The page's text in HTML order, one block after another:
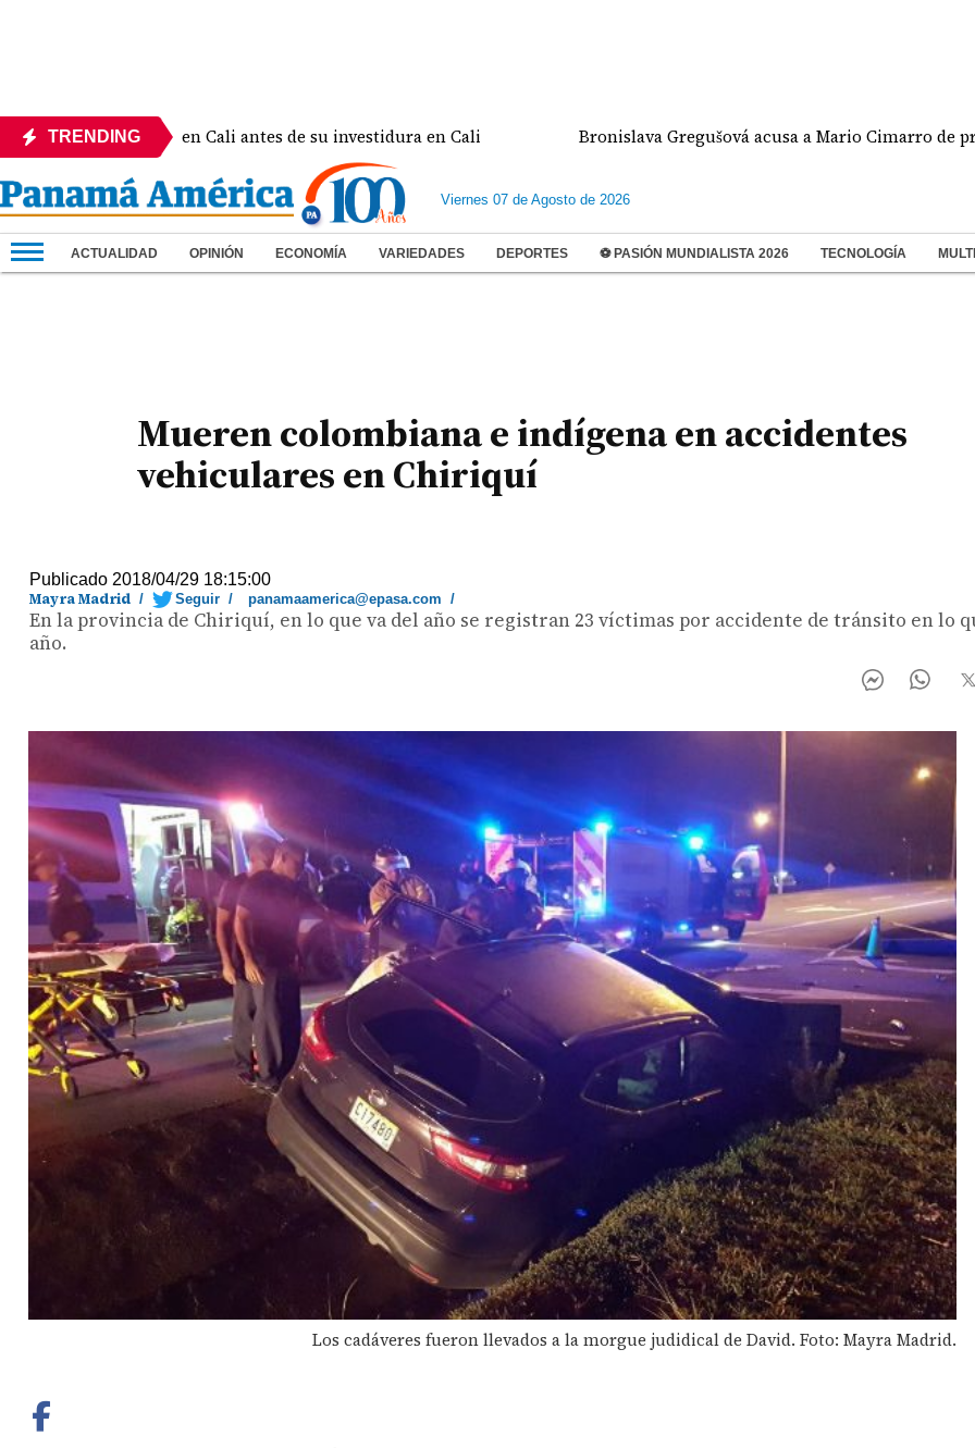
TRENDING
VI en Cali antes de su investidura en Cali Bronislava Gregušová acusa a Mario Cimarro de presunto
Viernes 07 de Agosto de 2026
ACTUALIDAD OPINIÓN ECONOMÍA VARIEDADES DEPORTES ⚽ PASIÓN MUNDIALISTA 2026 TECNOLOGÍA
Mueren colombiana e indígena en accidentes
vehiculares en Chiriquí
Publicado 2018/04/29 18:15:00
Mayra Madrid / Seguir / panamaamerica@epasa.com /
En la provincia de Chiriquí, en lo que va del año se registran 23 víctimas por accidente de tránsito en lo
año.
Los cadáveres fueron llevados a la morgue judidical de David. Foto: Mayra Madrid.